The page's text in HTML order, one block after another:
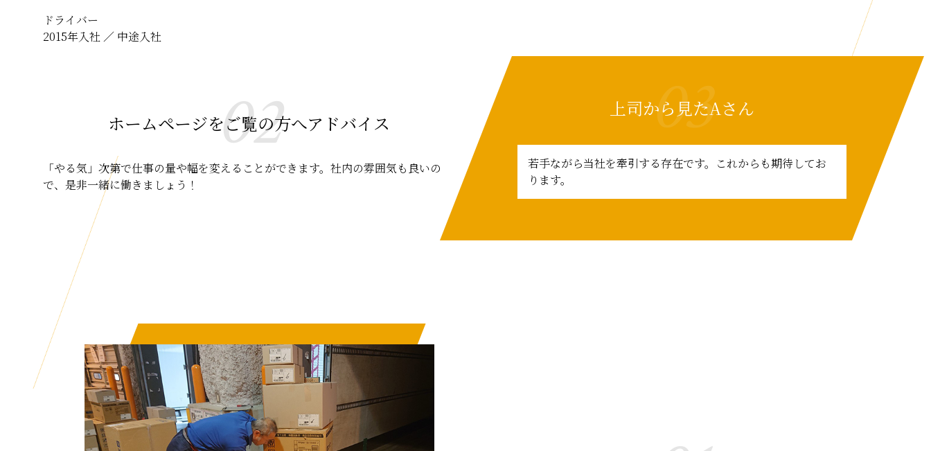
ドライバー
2015年入社 ／ 中途入社
02
ホームページをご覧の方へアドバイス
「やる気」次第で仕事の量や幅を変えることができます。社内の雰囲気も良いの
で、是非一緒に働きましょう！
03
上司から見たAさん
若手ながら当社を牽引する存在です。これからも期待してお
ります。